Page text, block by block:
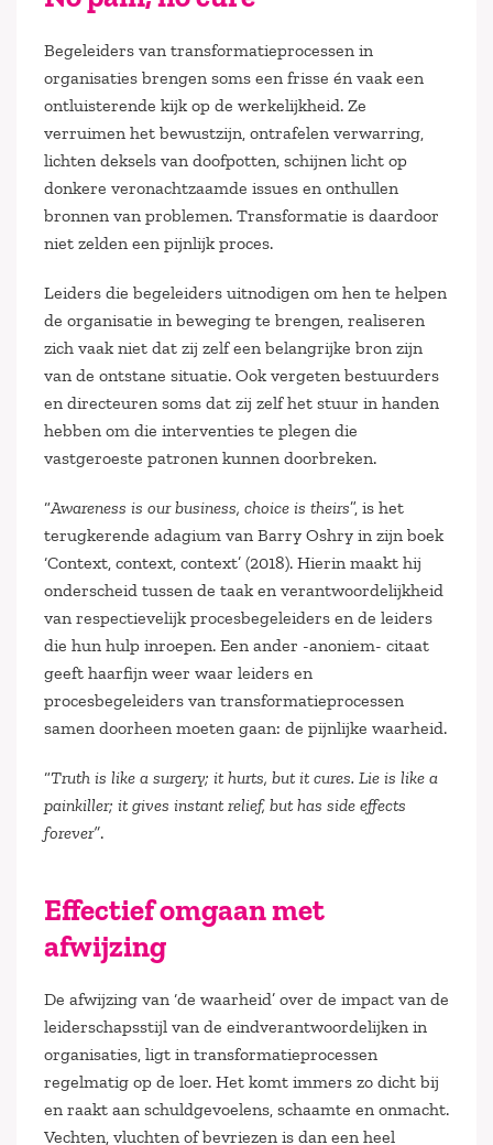
Begeleiders van transformatieprocessen in
organisaties brengen soms een frisse én vaak een
ontluisterende kijk op de werkelijkheid. Ze
verruimen het bewustzijn, ontrafelen verwarring,
lichten deksels van doofpotten, schijnen licht op
donkere veronachtzaamde issues en onthullen
bronnen van problemen. Transformatie is daardoor
niet zelden een pijnlijk proces.
Leiders die begeleiders uitnodigen om hen te helpen
de organisatie in beweging te brengen, realiseren
zich vaak niet dat zij zelf een belangrijke bron zijn
van de ontstane situatie. Ook vergeten bestuurders
en directeuren soms dat zij zelf het stuur in handen
hebben om die interventies te plegen die
vastgeroeste patronen kunnen doorbreken.
“Awareness is our business, choice is theirs”, is het
terugkerende adagium van Barry Oshry in zijn boek
‘Context, context, context’ (2018). Hierin maakt hij
onderscheid tussen de taak en verantwoordelijkheid
van respectievelijk procesbegeleiders en de leiders
die hun hulp inroepen. Een ander -anoniem- citaat
geeft haarfijn weer waar leiders en
procesbegeleiders van transformatieprocessen
samen doorheen moeten gaan: de pijnlijke waarheid.
“Truth is like a surgery; it hurts, but it cures. Lie is like a
painkiller; it gives instant relief, but has side effects
forever”.
Effectief omgaan met
afwijzing
De afwijzing van ‘de waarheid’ over de impact van de
leiderschapsstijl van de eindverantwoordelijken in
organisaties, ligt in transformatieprocessen
regelmatig op de loer. Het komt immers zo dicht bij
en raakt aan schuldgevoelens, schaamte en onmacht.
Vechten, vluchten of bevriezen is dan een heel